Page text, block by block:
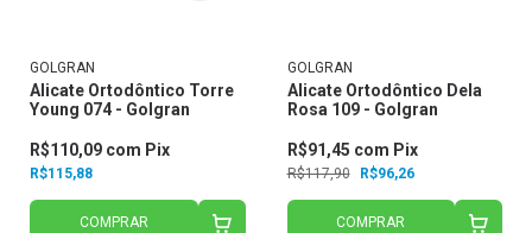
GOLGRAN
Alicate Ortodôntico Torre
Young 074 - Golgran
R$115,88
R$110,09 com Pix
COMPRAR
GOLGRAN
Alicate Ortodôntico Dela
Rosa 109 - Golgran
R$117,90 R$96,26
R$91,45 com Pix
COMPRAR